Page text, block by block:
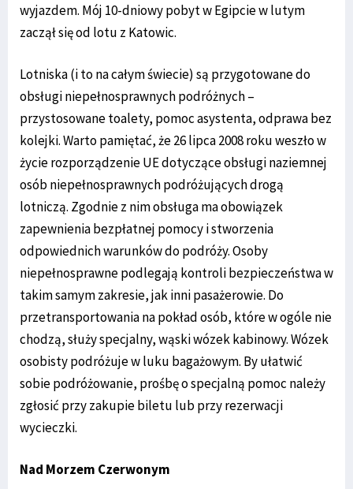
wyjazdem. Mój 10-dniowy pobyt w Egipcie w lutym
zaczął się od lotu z Katowic.
Lotniska (i to na całym świecie) są przygotowane do
obsługi niepełnosprawnych podróżnych –
przystosowane toalety, pomoc asystenta, odprawa bez
kolejki. Warto pamiętać, że 26 lipca 2008 roku weszło w
życie rozporządzenie UE dotyczące obsługi naziemnej
osób niepełnosprawnych podróżujących drogą
lotniczą. Zgodnie z nim obsługa ma obowiązek
zapewnienia bezpłatnej pomocy i stworzenia
odpowiednich warunków do podróży. Osoby
niepełnosprawne podlegają kontroli bezpieczeństwa w
takim samym zakresie, jak inni pasażerowie. Do
przetransportowania na pokład osób, które w ogóle nie
chodzą, służy specjalny, wąski wózek kabinowy. Wózek
osobisty podróżuje w luku bagażowym. By ułatwić
sobie podróżowanie, prośbę o specjalną pomoc należy
zgłosić przy zakupie biletu lub przy rezerwacji
wycieczki.
Nad Morzem Czerwonym